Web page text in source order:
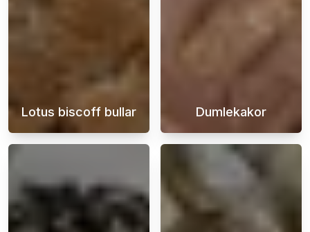
Lotus biscoff bullar
Upptäck hur du enkelt kan baka
Dumlekakor
Njut av den